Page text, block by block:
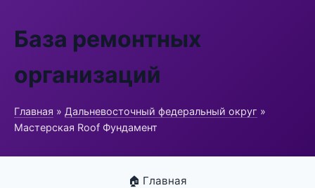
База ремонтных
организаций
Главная » Дальневосточный федеральный округ »
Мастерская Roof Фундамент
🏠 Главная